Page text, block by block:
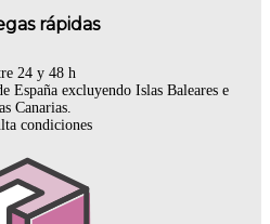
rápidas
24 y 48 h
España excluyendo Islas Baleares e
Canarias.
condiciones